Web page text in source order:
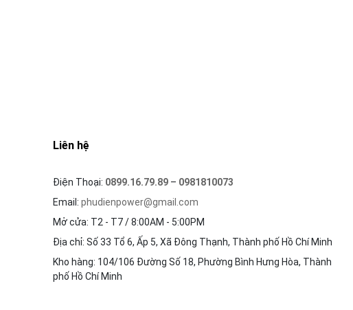
Liên hệ
Điện Thoại: 0899.16.79.89– 0981810073
Email: phudienpower@gmail.com
Mở cửa: T2 - T7 / 8:00AM - 5:00PM
Địa chỉ: Số 33 Tổ 6, Ấp 5, Xã Đông Thạnh, Thành phố Hồ Chí Minh
Kho hàng: 104/106 Đường Số 18, Phường Bình Hưng Hòa, Thành
phố Hồ Chí Minh